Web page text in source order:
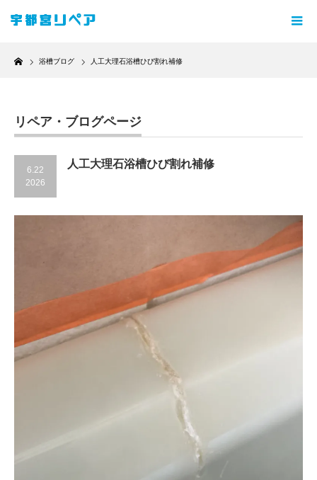
Home
浴槽ブログ 人工大理石浴槽ひび割れ補修
リペア・ブログページ
6.22
2026
人工大理石浴槽ひび割れ補修